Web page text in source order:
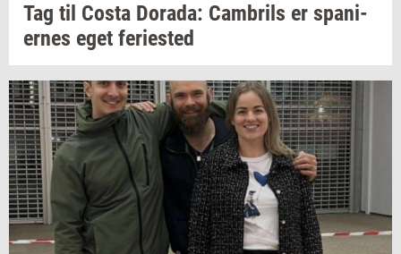
Tag til Costa Dora­da: Cam­brils er spa­ni­
er­nes eget fe­ri­e­sted